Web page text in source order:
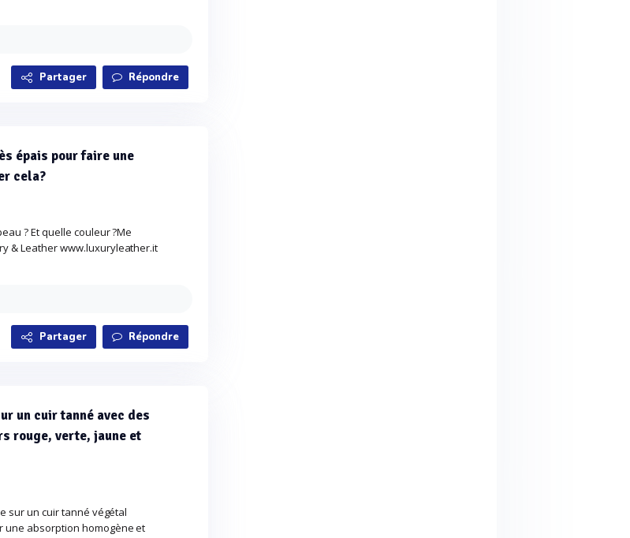
Partager Répondre
épais pour faire une
cela?
? Et quelle couleur ?Me
& Leather www.luxuryleather.it
Partager Répondre
un cuir tanné avec des
rouge, verte, jaune et
sur un cuir tanné végétal
une absorption homogène et